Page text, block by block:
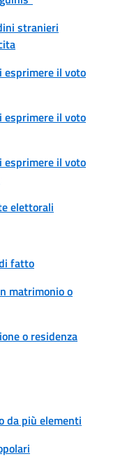
stranieri
esprimere il voto
esprimere il voto
esprimere il voto
elettorali
fatto
matrimonio o
o residenza
da più elementi